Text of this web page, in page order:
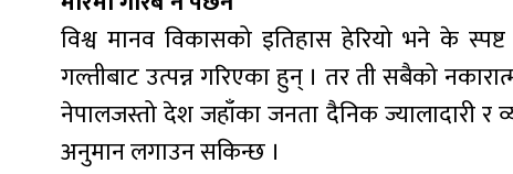
विश्व मानव विकासको इतिहास हेरियो भने के
गल्तीबाट उत्पन्न गरिएका हुन् । तर ती सबैको
नेपालजस्तो देश जहाँका जनता दैनिक ज्यालादारी र
अनुमान लगाउन सकिन्छ ।